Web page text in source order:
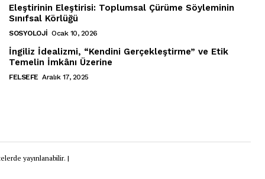
Eleştirinin Eleştirisi: Toplumsal Çürüme Söyleminin
Sınıfsal Körlüğü
SOSYOLOJI Ocak 10, 2026
İngiliz İdealizmi, “Kendini Gerçekleştirme” ve Etik
Temelin İmkânı Üzerine
FELSEFE Aralık 17, 2025
yayınlanabilir. |